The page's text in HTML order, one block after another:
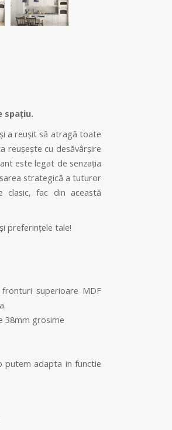
spațiu.
a reușit să atragă toate
reușește cu desăvârșire
este legat de senzația
strategică a tuturor
fac din această
preferințele tale!
superioare MDF
38mm grosime
putem adapta in functie